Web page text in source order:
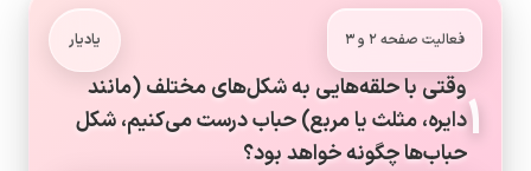
فعالیت صفحه ۲ و ۳ یادیار
۱وقتی با حلقه‌هایی به شکل‌های مختلف (مانند
دایره، مثلث یا مربع) حباب درست می‌کنیم، شکل
حباب‌ها چگونه خواهد بود؟